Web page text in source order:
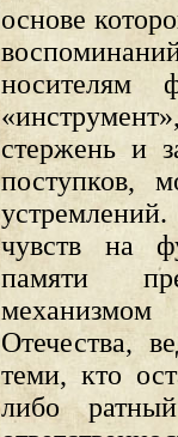
основе
носителям
стержень и
поступков,
чувств на
памяти
Отечества,
теми, кто
либо